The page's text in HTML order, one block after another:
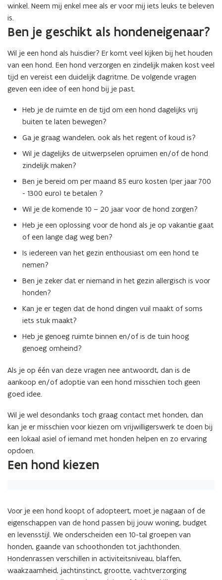
winkel. Neem mij enkel mee als er voor mij iets leuks te beleven
is.
Ben je geschikt als hondeneigenaar?
Wil je een hond als huisdier? Er komt veel kijken bij het houden
van een hond. Een hond verzorgen en zindelijk maken kost veel
tijd en vereist een duidelijk dagritme. De volgende vragen
geven een idee of een hond bij je past.
Heb je de ruimte en de tijd om een hond dagelijks vrij
buiten te laten bewegen?
Ga je graag wandelen, ook als het regent of koud is?
Wil je dagelijks de uitwerpselen opruimen en/of de hond
zindelijk maken?
Ben je bereid om per maand 85 euro kosten (per jaar 700
- 1300 euro) te betalen ?
Wil je de komende 10 – 20 jaar voor de hond zorgen?
Heb je een oplossing voor de hond als je op vakantie gaat
of een lange dag weg ben?
Is iedereen van het gezin enthousiast om een hond te
nemen?
Ben je zeker dat er niemand in het gezin allergisch is voor
honden?
Kan je er tegen dat de hond dingen vuil maakt of soms
iets stuk maakt?
Heb je genoeg ruimte binnen en/of is de tuin hoog
genoeg omheind?
Als je op één van deze vragen nee antwoordt, dan is de
aankoop en/of adoptie van een hond misschien toch geen
goed idee.
Wil je wel desondanks toch graag contact met honden, dan
kan je er misschien voor kiezen om vrijwilligerswerk te doen bij
een lokaal asiel of iemand met honden helpen en zo ervaring
opdoen.
Een hond kiezen
Voor je een hond koopt of adopteert, moet je nagaan of de
eigenschappen van de hond passen bij jouw woning, budget
en levensstijl. We onderscheiden een 10-tal groepen van
honden, gaande van schoothonden tot jachthonden.
Hondenrassen verschillen in activiteitsniveau, blaffen,
waakzaamheid, jachtinstinct, grootte, vachtverzorging